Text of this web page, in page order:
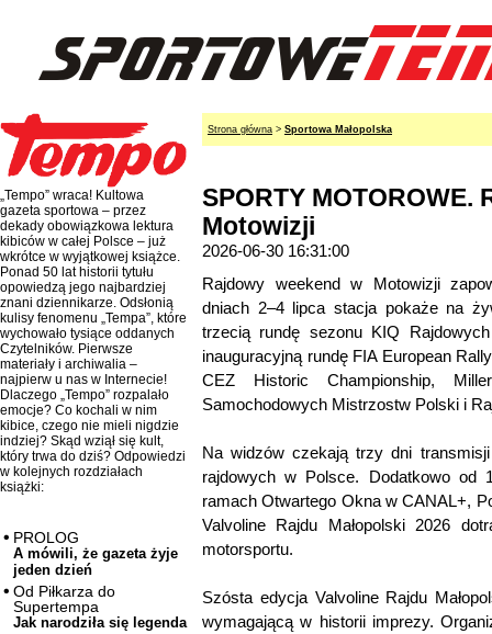
„Tempo” wraca! Kultowa
gazeta sportowa – przez
dekady obowiązkowa lektura
kibiców w całej Polsce – już
wkrótce w wyjątkowej książce.
Ponad 50 lat historii tytułu
opowiedzą jego najbardziej
znani dziennikarze. Odsłonią
kulisy fenomenu „Tempa”, które
wychowało tysiące oddanych
Czytelników. Pierwsze
materiały i archiwalia –
najpierw u nas w Internecie!
Dlaczego „Tempo” rozpalało
emocje? Co kochali w nim
kibice, czego nie mieli nigdzie
indziej? Skąd wziął się kult,
który trwa do dziś? Odpowiedzi
w kolejnych rozdziałach
książki:
PROLOG
A mówili, że gazeta żyje
jeden dzień
Od Piłkarza do
Supertempa
Jak narodziła się legenda
Strona główna > Sportowa Małopolska
SPORTY MOTOROWE.
Motowizji
2026-06-30 16:31:00
Rajdowy weekend w Motowizji
dniach 2–4 lipca stacja pokaże na
trzecią rundę sezonu KIQ
inauguracyjną rundę FIA European
CEZ Historic Championship,
Samochodowych Mistrzostw Polski i
Na widzów czekają trzy dni
rajdowych w Polsce. Dodatkowo od
ramach Otwartego Okna w CANAL+,
Valvoline Rajdu Małopolski 2026
motorsportu.
Szósta edycja Valvoline Rajdu
wymagającą w historii imprezy.